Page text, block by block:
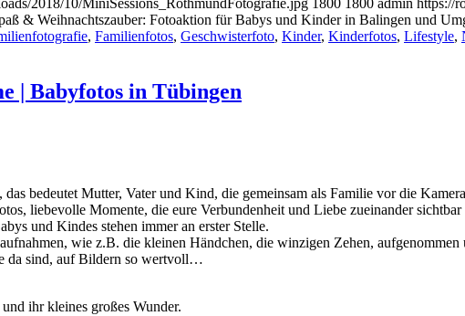
& Weihnachtszauber: Fotoaktion für Babys und Kinder in Balingen und
, Familienfotos, Geschwisterfoto, Kinder, Kinderfotos, Lifestyle,
| Babyfotos in Tübingen
, das bedeutet Mutter, Vater und Kind, die gemeinsam als Familie vor die
liebevolle Momente, die eure Verbundenheit und Liebe zueinander
und Kindes stehen immer an erster Stelle.
wie z.B. die kleinen Händchen, die winzigen Zehen,
da sind, auf Bildern so wertvoll…
ihr kleines großes Wunder.